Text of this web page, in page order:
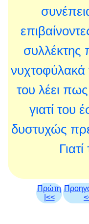
συλλέκτης
νυχτοφύλακά
του λέει
γιατί του
δυστυχώς
Πρώτη
|<<